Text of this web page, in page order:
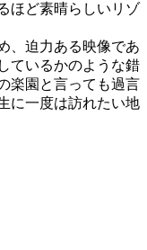
ほど素晴らしいリゾ
、迫力ある映像であ
ているかのような錯
楽園と言っても過言
に一度は訪れたい地